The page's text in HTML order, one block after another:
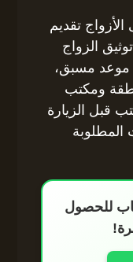
تقديم
الزواج
موعد مسبق،
ومكتب
قبل الزيارة
المطلوبة
للحصول